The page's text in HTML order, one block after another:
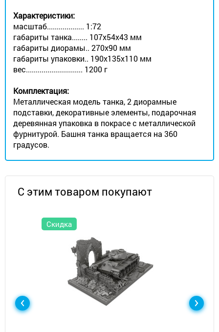
Характеристики:
масштаб................... 1:72
габариты танка........ 107x54x43 мм
габариты диорамы.. 270х90 мм
габариты упаковки.. 190х135х110 мм
вес............................. 1200 г
Комплектация:
Металлическая модель танка, 2 диорамные
подставки, декоративные элементы, подарочная
деревянная упаковка в покрасе с металлической
фурнитурой. Башня танка вращается на 360
градусов.
С этим товаром покупают
Скидка